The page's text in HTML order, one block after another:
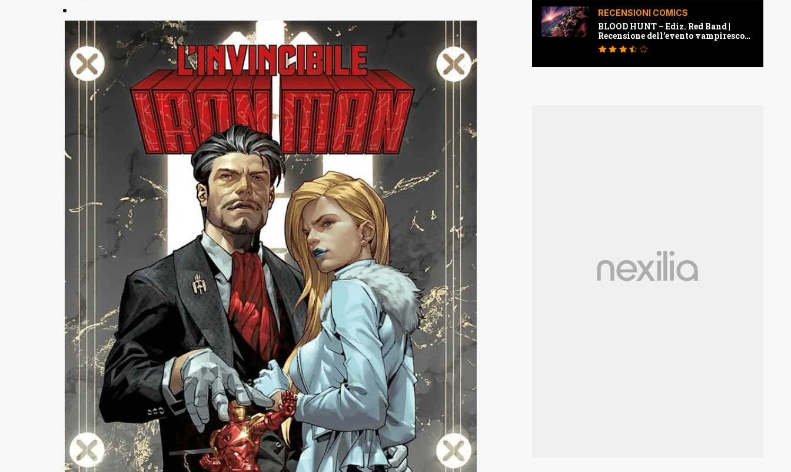
RECENSIONI COMICS
BLOOD HUNT – Ediz. Red Band |
Recensione dell’evento vampiresco
della Marvel